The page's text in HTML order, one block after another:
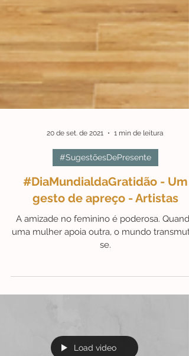
20 de set. de 2021 1 min de leitura
#SugestõesDePresente
A amizade no feminino é poderosa. Quando